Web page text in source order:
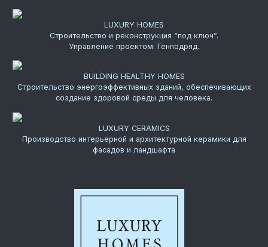
LUXURY HOMES
Строительство и реконструкция “под ключ”.
Управление проектом. Генподряд.
BUILDING HEALTHY HOMES
Строительство энергоэффективных зданий, обеспечивающих
создание здоровой среды для человека.
LUXURY CERAMICS
Производство интерьерной и архитектурной керамики для
фасадов и ландшафта